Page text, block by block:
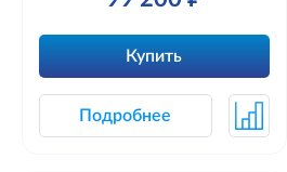
Купить
Подробнее